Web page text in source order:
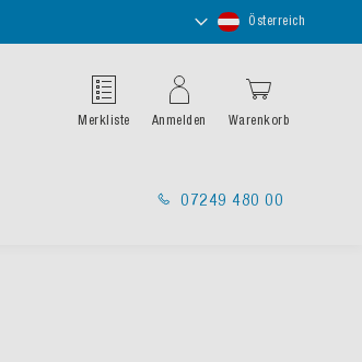
Store
auswählen
Österreich
Merkliste Anmelden Warenkorb
07249 480 00